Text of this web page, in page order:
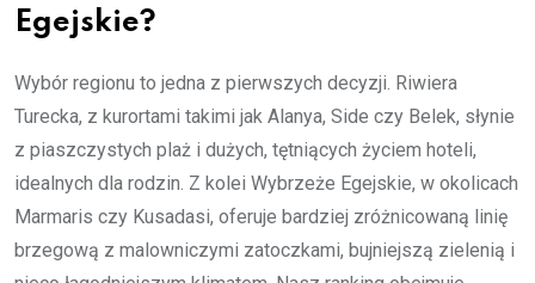
Egejskie?
Wybór regionu to jedna z pierwszych decyzji. Riwiera
Turecka, z kurortami takimi jak Alanya, Side czy Belek, słynie
z piaszczystych plaż i dużych, tętniących życiem hoteli,
idealnych dla rodzin. Z kolei Wybrzeże Egejskie, w okolicach
Marmaris czy Kusadasi, oferuje bardziej zróżnicowaną linię
brzegową z malowniczymi zatoczkami, bujniejszą zielenią i